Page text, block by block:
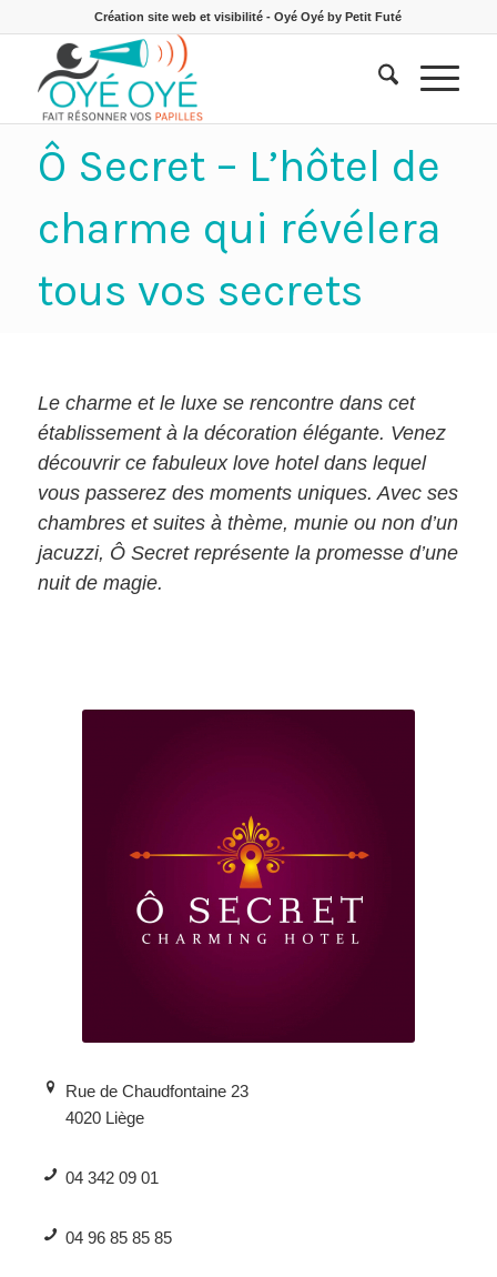
Création site web et visibilité - Oyé Oyé by Petit Futé
Ô Secret – L’hôtel de
charme qui révélera
tous vos secrets
Le charme et le luxe se rencontre dans cet
établissement à la décoration élégante. Venez
découvrir ce fabuleux love hotel dans lequel
vous passerez des moments uniques. Avec ses
chambres et suites à thème, munie ou non d’un
jacuzzi, Ô Secret représente la promesse d’une
nuit de magie.
Rue de Chaudfontaine 23
4020 Liège
04 342 09 01
04 96 85 85 85